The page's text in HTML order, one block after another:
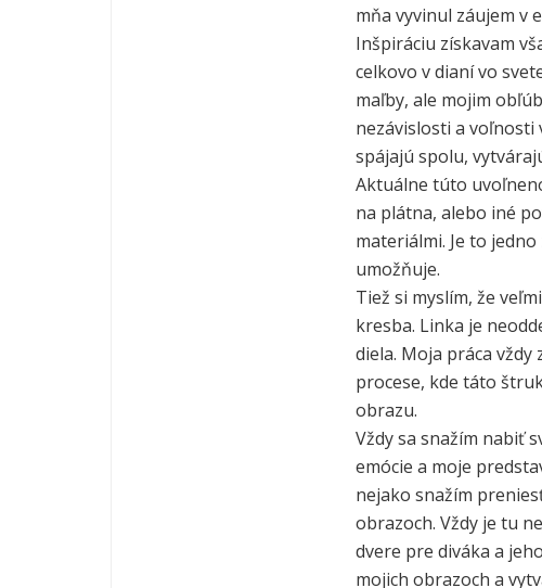
mňa vyvinul záujem v
Inšpiráciu získavam
celkovo v dianí vo
maľby, ale mojim
nezávislosti a voľnosti
spájajú spolu,
Aktuálne túto
na plátna, alebo iné
materiálmi. Je to
umožňuje.
Tiež si myslím, že
kresba. Linka je
diela. Moja práca
procese, kde táto
obrazu.
Vždy sa snažím nabiť
emócie a moje
nejako snažím
obrazoch. Vždy je tu
dvere pre diváka a
mojich obrazoch a